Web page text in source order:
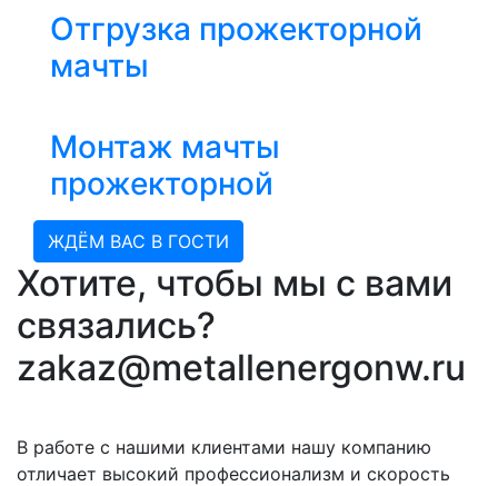
Отгрузка прожекторной
мачты
Монтаж мачты
прожекторной
ЖДЁМ ВАС В ГОСТИ
Хотите, чтобы мы с вами
связались?
zakaz@metallenergonw.ru
В работе с нашими клиентами нашу компанию
отличает высокий профессионализм и скорость